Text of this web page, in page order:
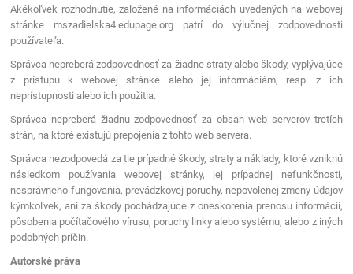
Akékoľvek rozhodnutie, založené na informáciách uvedených na webovej
stránke mszadielska4.edupage.org patrí do výlučnej zodpovednosti
používateľa.
Správca nepreberá zodpovednosť za žiadne straty alebo škody, vyplývajúce
z prístupu k webovej stránke alebo jej informáciám, resp. z ich
neprístupnosti alebo ich použitia.
Správca nepreberá žiadnu zodpovednosť za obsah web serverov tretích
strán, na ktoré existujú prepojenia z tohto web servera.
Správca nezodpovedá za tie prípadné škody, straty a náklady, ktoré vzniknú
následkom používania webovej stránky, jej prípadnej nefunkčnosti,
nesprávneho fungovania, prevádzkovej poruchy, nepovolenej zmeny údajov
kýmkoľvek, ani za škody pochádzajúce z oneskorenia prenosu informácií,
pôsobenia počítačového vírusu, poruchy linky alebo systému, alebo z iných
podobných príčin.
Autorské práva